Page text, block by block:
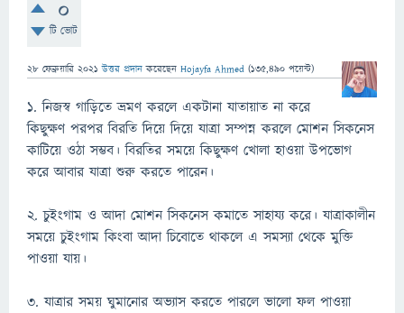
0
টি ভোট
28 ফেব্রুয়ারি 2021 উত্তর প্রদান করেছেন Hojayfa Ahmed (135,490 পয়েন্ট)
১. নিজস্ব গাড়িতে ভ্রমণ করলে একটানা যাতায়াত না করে
কিছুক্ষণ পরপর বিরতি দিয়ে দিয়ে যাত্রা সম্পন্ন করলে মোশন সিকনেস
কাটিয়ে ওঠা সম্ভব। বিরতির সময়ে কিছুক্ষণ খোলা হাওয়া উপভোগ
করে আবার যাত্রা শুরু করতে পারেন।
২. চুইংগাম ও আদা মোশন সিকনেস কমাতে সাহায্য করে। যাত্রাকালীন
সময়ে চুইংগাম কিংবা আদা চিবোতে থাকলে এ সমস্যা থেকে মুক্তি
পাওয়া যায়।
৩. যাত্রার সময় ঘুমানোর অভ্যাস করতে পারলে ভালো ফল পাওয়া